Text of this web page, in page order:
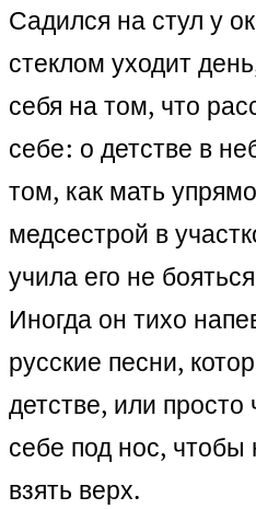
Садился на стул у
стеклом уходит
себя на том, что
себе: о детстве в
том, как мать
медсестрой в
учила его не
Иногда он тихо
русские песни,
детстве, или
себе под нос, чтобы
взять верх.